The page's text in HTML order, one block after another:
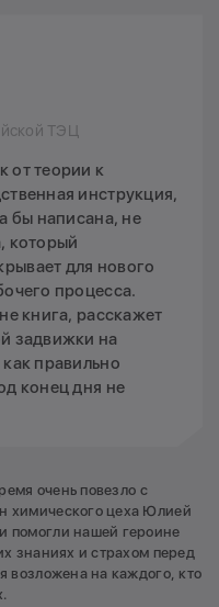
ТЭЦ
от теории к
инструкция,
бы написана, не
который
для нового
процесса.
книга, расскажет
задвижки на
правильно
конец дня не
очень повезло с
химического цеха Юлией
нашей героине
знаниях и страхом перед
возложена на каждого, кто